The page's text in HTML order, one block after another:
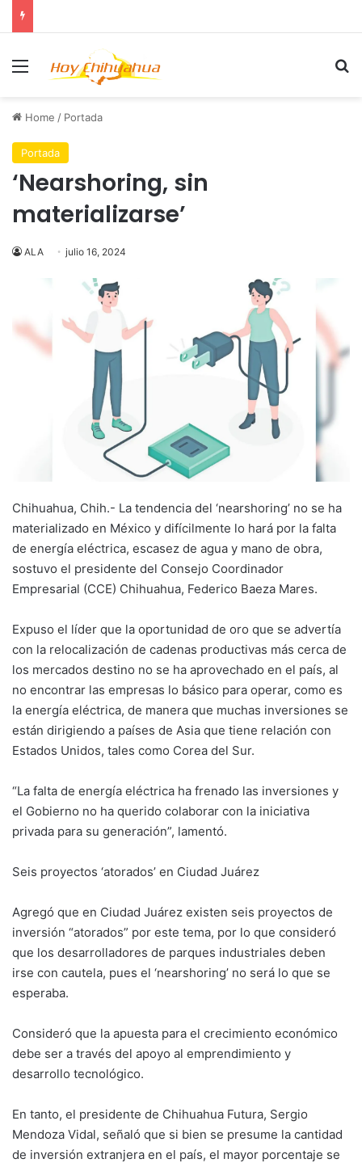
Menu
Home / Portada
Portada
‘Nearshoring, sin
materializarse’
ALA julio 16, 2024
Chihuahua, Chih.- La tendencia del ‘nearshoring’ no se ha
materializado en México y difícilmente lo hará por la falta
de energía eléctrica, escasez de agua y mano de obra,
sostuvo el presidente del Consejo Coordinador
Empresarial (CCE) Chihuahua, Federico Baeza Mares.
Expuso el líder que la oportunidad de oro que se advertía
con la relocalización de cadenas productivas más cerca de
los mercados destino no se ha aprovechado en el país, al
no encontrar las empresas lo básico para operar, como es
la energía eléctrica, de manera que muchas inversiones se
están dirigiendo a países de Asia que tiene relación con
Estados Unidos, tales como Corea del Sur.
“La falta de energía eléctrica ha frenado las inversiones y
el Gobierno no ha querido colaborar con la iniciativa
privada para su generación”, lamentó.
Seis proyectos ‘atorados’ en Ciudad Juárez
Agregó que en Ciudad Juárez existen seis proyectos de
inversión “atorados” por este tema, por lo que consideró
que los desarrolladores de parques industriales deben
irse con cautela, pues el ‘nearshoring’ no será lo que se
esperaba.
Consideró que la apuesta para el crecimiento económico
debe ser a través del apoyo al emprendimiento y
desarrollo tecnológico.
En tanto, el presidente de Chihuahua Futura, Sergio
Mendoza Vidal, señaló que si bien se presume la cantidad
de inversión extranjera en el país, el mayor porcentaje se